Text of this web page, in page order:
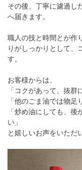
その後、丁寧に濾過し
へ届きます。
職人の技と時間とが作
りがしっかりとして、
す。
お客様からは、
「コクがあって、抜群
「他のごま油では物足
「炒め油にしても、
い」
と嬉しいお声をいただ